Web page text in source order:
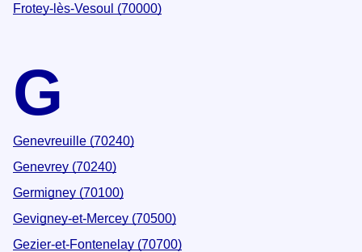
Frotey-lès-Vesoul (70000)
G
Genevreuille (70240)
Genevrey (70240)
Germigney (70100)
Gevigney-et-Mercey (70500)
Gezier-et-Fontenelay (70700)